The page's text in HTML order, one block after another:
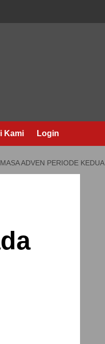
Kami Login
ADVEN PERIODE KEDUA